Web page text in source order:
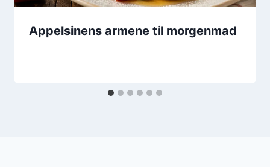
Appelsinens armene til morgenmad